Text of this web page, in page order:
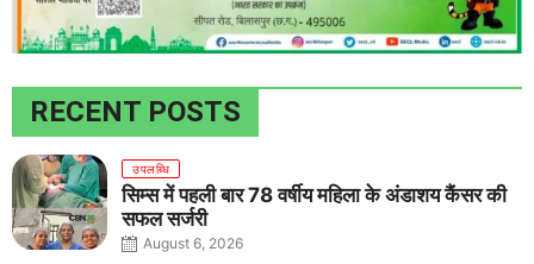
RECENT POSTS
उपलब्धि
सिम्स में पहली बार 78 वर्षीय महिला के अंडाशय कैंसर की
सफल सर्जरी
August 6, 2026